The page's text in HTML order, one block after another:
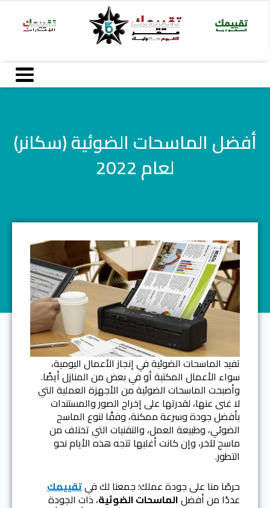
تخطي
المحتوى
أفضل الماسحات الضوئية (سكانر)
لعام 2022
تفيد الماسحات الضوئية في إنجاز الأعمال اليومية،
سواء الأعمال المكتبة أو في بعض من المنازل أيضًا.
وأصبحت الماسحات الضوئية من الأجهزة العملية التي
لا غنى عنها، لقدرتها على إخراج الصور والمستندات
بأفضل جودة وسرعة ممكنة، وفقًا لنوع الماسح
الضوئي، وطبيعة العمل، والتقنيات التي تختلف من
ماسح لآخر، وإن كانت أغلبها تتجه هذه الأيام نحو
التطور.
حرصًا منا على جودة عملك؛ جمعنا لك فيتقييمك
عددًا من أفضلالماسحات الضوئية، ذات الجودة